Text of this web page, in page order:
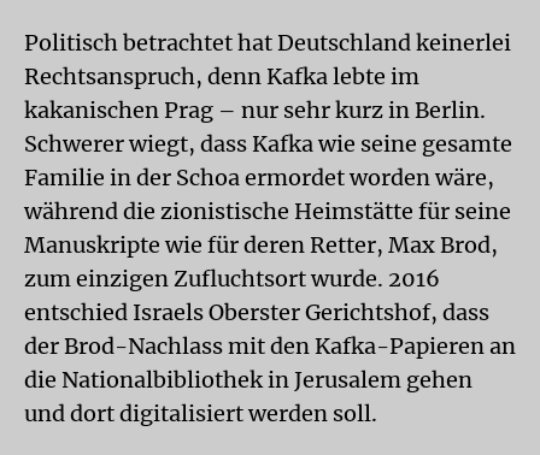
Politisch betrachtet hat Deutschland keinerlei
Rechtsanspruch, denn Kafka lebte im
kakanischen Prag – nur sehr kurz in Berlin.
Schwerer wiegt, dass Kafka wie seine gesamte
Familie in der Schoa ermordet worden wäre,
während die zionistische Heimstätte für seine
Manuskripte wie für deren Retter, Max Brod,
zum einzigen Zufluchtsort wurde. 2016
entschied Israels Oberster Gerichtshof, dass
der Brod-Nachlass mit den Kafka-Papieren an
die Nationalbibliothek in Jerusalem gehen
und dort digitalisiert werden soll.